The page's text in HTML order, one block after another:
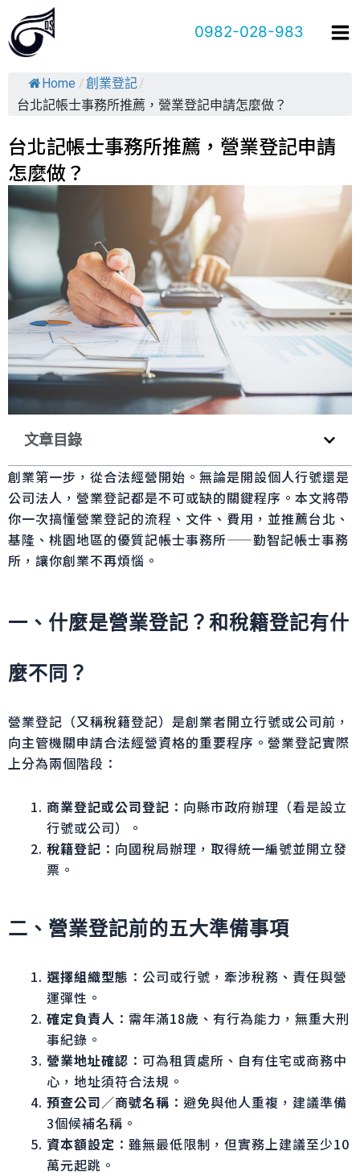
至
主
0982-028-983
Home /創業登記/
台北記帳士事務所推薦，營業登記申請怎麼做？
台北記帳士事務所推薦，營業登記申請
怎麼做？
文章目錄
創業第一步，從合法經營開始。無論是開設個人行號還是
公司法人，營業登記都是不可或缺的關鍵程序。本文將帶
你一次搞懂營業登記的流程、文件、費用，並推薦台北、
基隆、桃園地區的優質記帳士事務所——勤智記帳士事務
所，讓你創業不再煩惱。
一、什麼是營業登記？和稅籍登記有什
麼不同？
營業登記（又稱稅籍登記）是創業者開立行號或公司前，
向主管機關申請合法經營資格的重要程序。營業登記實際
上分為兩個階段：
商業登記或公司登記 ：向縣市政府辦理（看是設立
行號或公司）。
稅籍登記 ：向國稅局辦理，取得統一編號並開立發
票。
二、營業登記前的五大準備事項
選擇組織型態 ：公司或行號，牽涉稅務、責任與營
運彈性。
確定負責人 ：需年滿18歲、有行為能力，無重大刑
事紀錄。
營業地址確認 ：可為租賃處所、自有住宅或商務中
心，地址須符合法規。
預查公司／商號名稱 ：避免與他人重複，建議準備
3個候補名稱。
資本額設定 ：雖無最低限制，但實務上建議至少10
萬元起跳。